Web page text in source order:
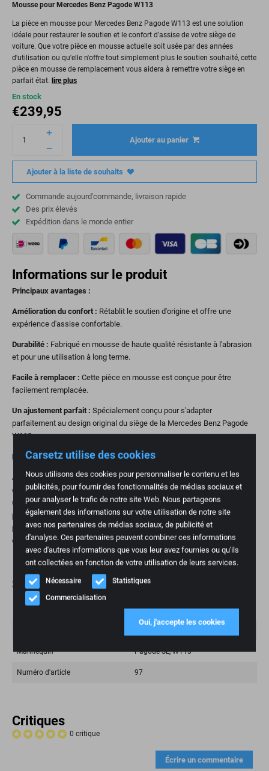
Carsetz utilise des cookies
Nous utilisons des cookies pour personnaliser le contenu et les
publicités, pour fournir des fonctionnalités de médias sociaux et
pour analyser le trafic de notre site Web. Nous partageons
également des informations sur votre utilisation de notre site
avec nos partenaires de médias sociaux, de publicité et
d'analyse. Ces partenaires peuvent combiner ces informations
avec d'autres informations que vous leur avez fournies ou qu'ils
ont collectées en fonction de votre utilisation de leurs services.
Nécessaire
Statistiques
Commercialisation
Oui, j'accepte les cookies
Mousse pour Mercedes Benz Pagode W113
La pièce en mousse pour Mercedes Benz Pagode W113 est une solution
idéale pour restaurer le soutien et le confort d'assise de votre siège de
voiture. Que votre pièce en mousse actuelle soit usée par des années
d'utilisation ou qu'elle n'offre tout simplement plus le soutien souhaité, cette
pièce en mousse de remplacement vous aidera à remettre votre siège en
parfait état. lire plus
En stock
€239,95
Ajouter au panier
Ajouter à la liste de souhaits
Commande aujourd'commande, livraison rapide
Des prix élevés
Expédition dans le monde entier
Informations sur le produit
Principaux avantages :
Amélioration du confort : Rétablit le soutien d'origine et offre une
expérience d'assise confortable.
Durabilité : Fabriqué en mousse de haute qualité résistante à l'abrasion
et pour une utilisation à long terme.
Facile à remplacer : Cette pièce en mousse est conçue pour être
facilement remplacée.
Un ajustement parfait : Spécialement conçu pour s'adapter
parfaitement au design original du siège de la Mercedes Benz Pagode
W113.
Pourquoi remplacer une pièce en mousse ?
Avec le temps, la mousse des sièges de voiture peut perdre sa forme,
ce qui réduit le soutien et le confort. Le remplacement de la mousse est
un moyen pratique et abordable de rétablir le confort d'assise et de
prolonger la durée de vie de votre siège. C'est particulièrement important
pour les personnes qui parcourent beaucoup de kilomètres et pour
celles qui apprécient les sièges ergonomiques.
Spécifications
1 kg
Mannequin Pagode SL, W113
Numéro d'article 97
Critiques
0 critique
Écrire un commentaire